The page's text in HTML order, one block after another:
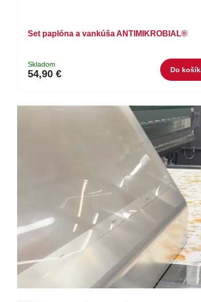
Set paplóna a vankúša ANTIMIKROBIAL®
Skladom
54,90 € Do